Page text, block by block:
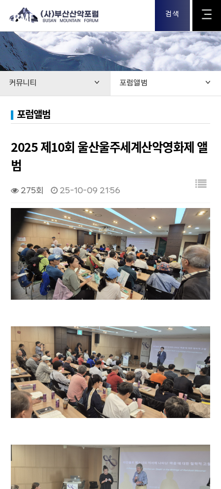
검색
커뮤니티 포럼앨범
포럼앨범
2025 제10회 울산울주세계산악영화제 앨
범
275회 25-10-09 21:56